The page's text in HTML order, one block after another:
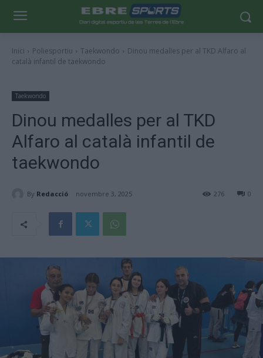
Inici Poliesportiu Taekwondo
Dinou medalles per al TKD Alfaro al
català infantil de taekwondo
Taekwondo
Dinou medalles per al TKD
Alfaro al català infantil de
taekwondo
By Redacció novembre 3, 2025 0
276